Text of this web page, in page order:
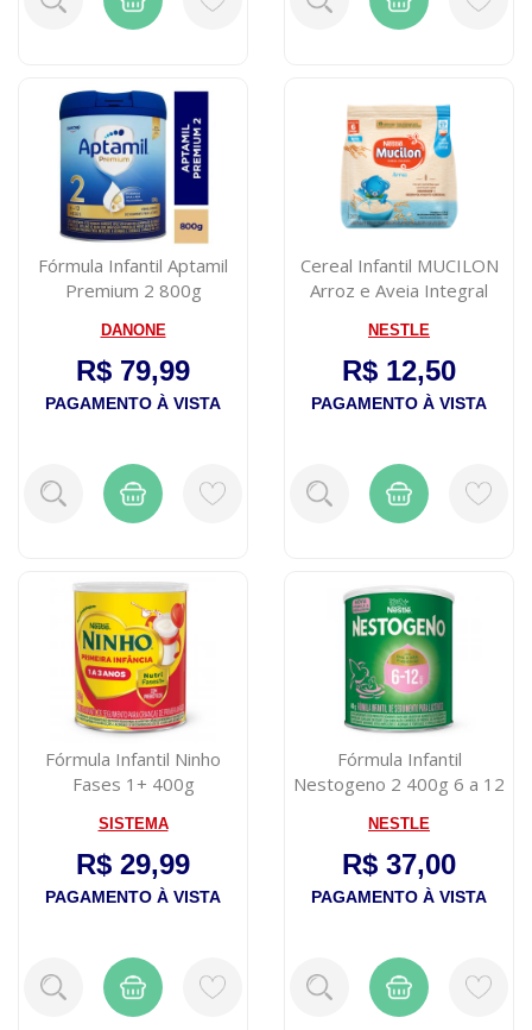
Fórmula Infantil Aptamil
Premium 2 800g
DANONE
R$ 79,99
PAGAMENTO À VISTA
Cereal Infantil MUCILON
Arroz e Aveia Integral
NESTLE
R$ 12,50
PAGAMENTO À VISTA
Fórmula Infantil Ninho
Fases 1+ 400g
SISTEMA
R$ 29,99
PAGAMENTO À VISTA
Fórmula Infantil
Nestogeno 2 400g 6 a 12
NESTLE
R$ 37,00
PAGAMENTO À VISTA